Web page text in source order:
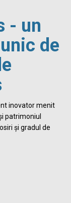
- un
de
inovator menit
patrimoniul
și gradul de